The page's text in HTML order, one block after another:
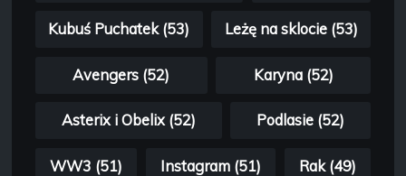
Kubuś Puchatek (53) Leżę na sklocie (53)
Avengers (52) Karyna (52)
Asterix i Obelix (52) Podlasie (52)
WW3 (51) Instagram (51) Rak (49)